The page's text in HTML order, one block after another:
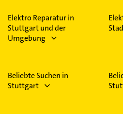
Hausanschlüsse,
beratung.
Elektro Reparatur in
Stuttgart und der
Umgebung
Beliebte Suchen in
Stuttgart